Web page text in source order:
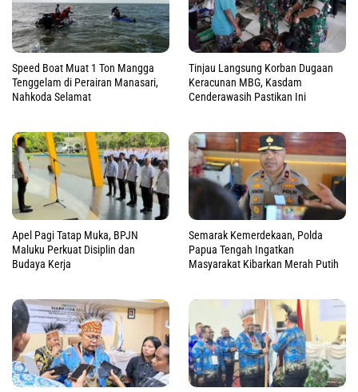
Speed Boat Muat 1 Ton Mangga
Tenggelam di Perairan Manasari,
Nahkoda Selamat
Tinjau Langsung Korban Dugaan
Keracunan MBG, Kasdam
Cenderawasih Pastikan Ini
Apel Pagi Tatap Muka, BPJN
Maluku Perkuat Disiplin dan
Budaya Kerja
Semarak Kemerdekaan, Polda
Papua Tengah Ingatkan
Masyarakat Kibarkan Merah Putih